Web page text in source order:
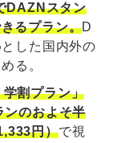
DAZNスタン
るプラン。D
した国内外の
る。
割プラン」
ンのおよそ半
円）で視